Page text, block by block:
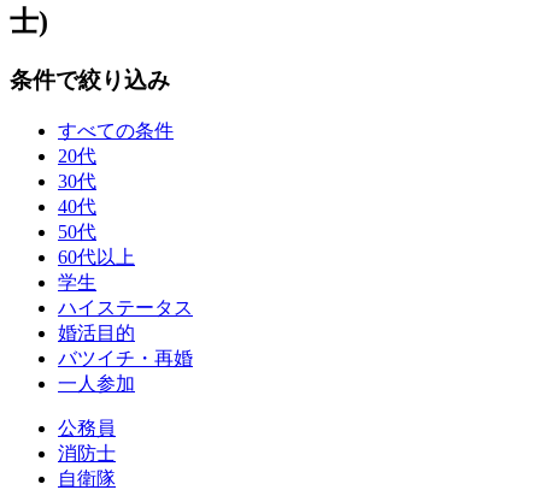
士)
条件で絞り込み
すべての条件
20代
30代
40代
50代
60代以上
学生
ハイステータス
婚活目的
バツイチ・再婚
一人参加
公務員
消防士
自衛隊